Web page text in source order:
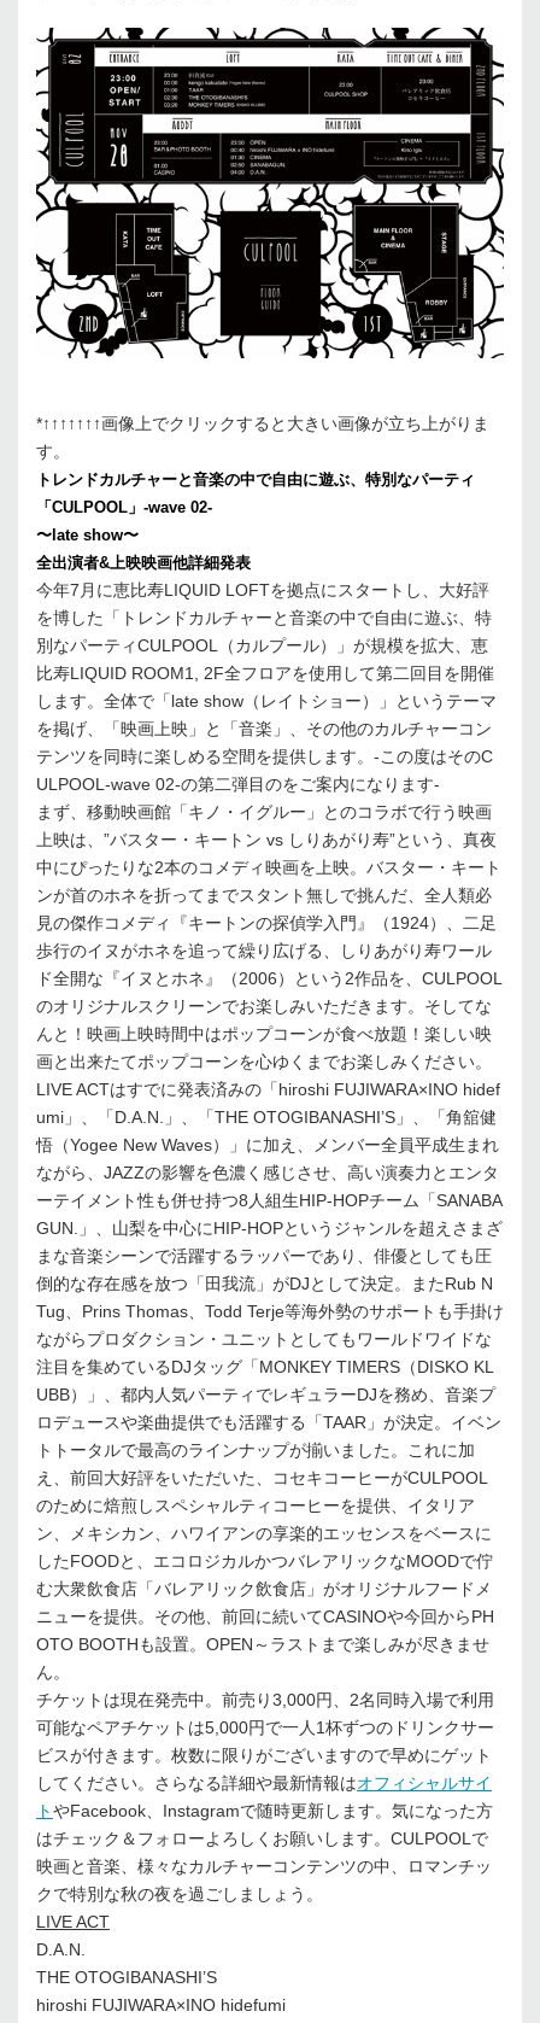
*↑↑↑↑↑↑↑画像上でクリックすると大きい画像が立ち上がりま
す。
トレンドカルチャーと音楽の中で自由に遊ぶ、特別なパーティ
「CULPOOL」-wave 02-
〜late show〜
全出演者&上映映画他詳細発表
今年7月に恵比寿LIQUID LOFTを拠点にスタートし、大好評
を博した「トレンドカルチャーと音楽の中で自由に遊ぶ、特
別なパーティCULPOOL（カルプール）」が規模を拡大、恵
比寿LIQUID ROOM1, 2F全フロアを使用して第二回目を開催
します。全体で「late show（レイトショー）」というテーマ
を掲げ、「映画上映」と「音楽」、その他のカルチャーコン
テンツを同時に楽しめる空間を提供します。-この度はそのC
ULPOOL-wave 02-の第二弾目のをご案内になります-
まず、移動映画館「キノ・イグルー」とのコラボで行う映画
上映は、”バスター・キートン vs しりあがり寿”という、真夜
中にぴったりな2本のコメディ映画を上映。バスター・キート
ンが首のホネを折ってまでスタント無しで挑んだ、全人類必
見の傑作コメディ『キートンの探偵学入門』（1924）、二足
歩行のイヌがホネを追って繰り広げる、しりあがり寿ワール
ド全開な『イヌとホネ』（2006）という2作品を、CULPOOL
のオリジナルスクリーンでお楽しみいただきます。そしてな
んと！映画上映時間中はポップコーンが食べ放題！楽しい映
画と出来たてポップコーンを心ゆくまでお楽しみください。
LIVE ACTはすでに発表済みの「hiroshi FUJIWARA×INO hidef
umi」、「D.A.N.」、「THE OTOGIBANASHI’S」、「角舘健
悟（Yogee New Waves）」に加え、メンバー全員平成生まれ
ながら、JAZZの影響を色濃く感じさせ、高い演奏力とエンタ
ーテイメント性も併せ持つ8人組生HIP-HOPチーム「SANABA
GUN.」、山梨を中心にHIP-HOPというジャンルを超えさまざ
まな音楽シーンで活躍するラッパーであり、俳優としても圧
倒的な存在感を放つ「田我流」がDJとして決定。またRub N
Tug、Prins Thomas、Todd Terje等海外勢のサポートも手掛け
ながらプロダクション・ユニットとしてもワールドワイドな
注目を集めているDJタッグ「MONKEY TIMERS（DISKO KL
UBB）」、都内人気パーティでレギュラーDJを務め、音楽プ
ロデュースや楽曲提供でも活躍する「TAAR」が決定。イベン
トトータルで最高のラインナップが揃いました。これに加
え、前回大好評をいただいた、コセキコーヒーがCULPOOL
のために焙煎しスペシャルティコーヒーを提供、イタリア
ン、メキシカン、ハワイアンの享楽的エッセンスをベースに
したFOODと、エコロジカルかつバレアリックなMOODで佇
む大衆飲食店「バレアリック飲食店」がオリジナルフードメ
ニューを提供。その他、前回に続いてCASINOや今回からPH
OTO BOOTHも設置。OPEN～ラストまで楽しみが尽きませ
ん。
チケットは現在発売中。前売り3,000円、2名同時入場で利用
可能なペアチケットは5,000円で一人1杯ずつのドリンクサー
ビスが付きます。枚数に限りがございますので早めにゲット
してください。さらなる詳細や最新情報はオフィシャルサイ
トやFacebook、Instagramで随時更新します。気になった方
はチェック＆フォローよろしくお願いします。CULPOOLで
映画と音楽、様々なカルチャーコンテンツの中、ロマンチッ
クで特別な秋の夜を過ごしましょう。
LIVE ACT
D.A.N.
THE OTOGIBANASHI’S
hiroshi FUJIWARA×INO hidefumi